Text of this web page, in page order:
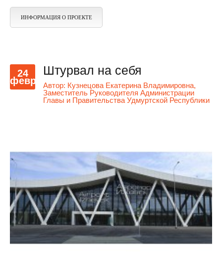
ИНФОРМАЦИЯ О ПРОЕКТЕ
24
февр
Штурвал на себя
Автор: Кузнецова Екатерина Владимировна,
Заместитель Руководителя Администрации
Главы и Правительства Удмуртской Республики